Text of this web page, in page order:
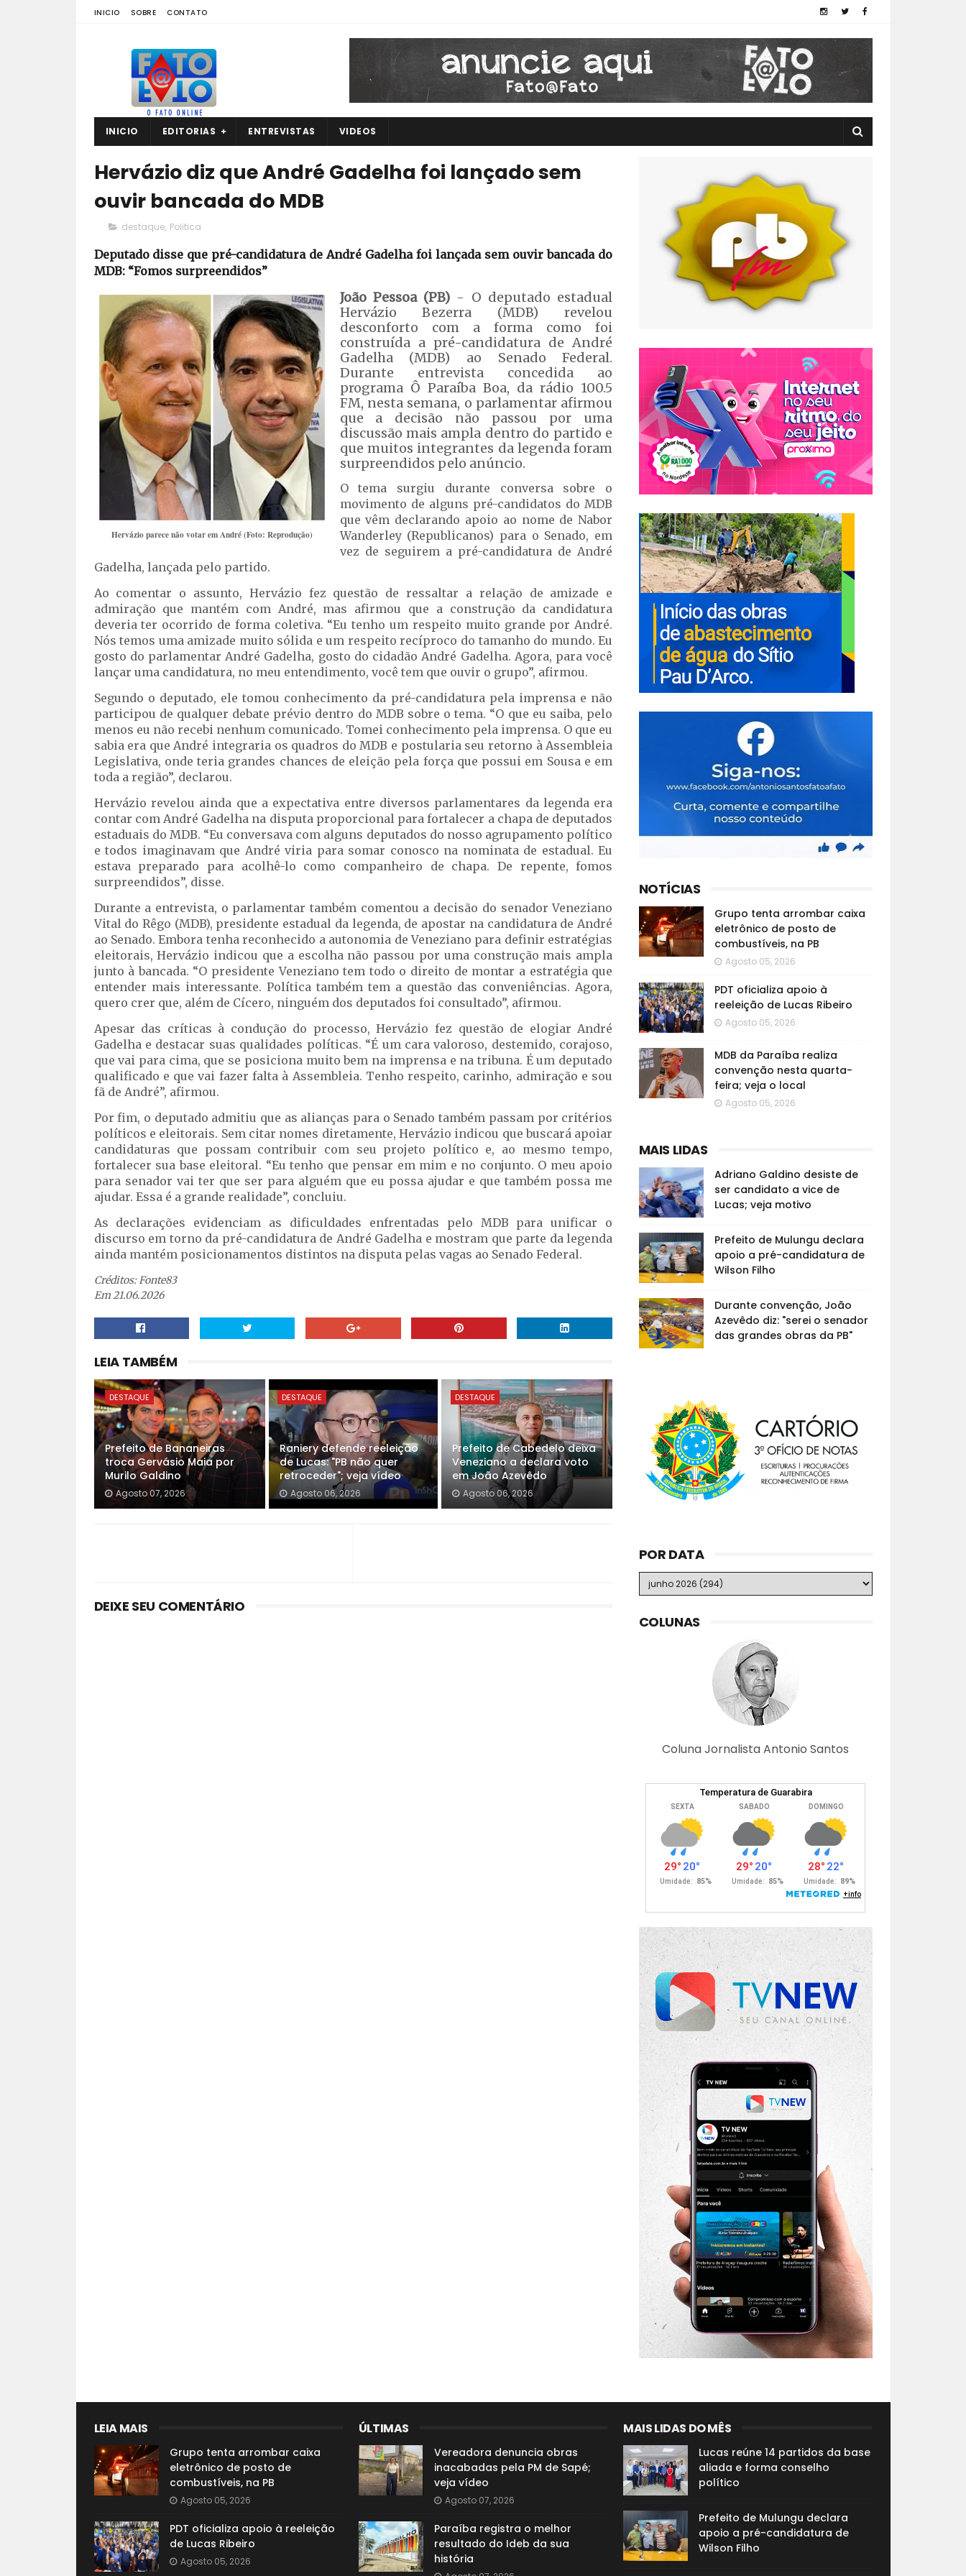
INICIO SOBRE CONTATO
INICIO EDITORIAS ENTREVISTAS VIDEOS
Hervázio diz que André Gadelha foi lançado sem
ouvir bancada do MDB
destaque, Politica
Deputado disse que pré-candidatura de André Gadelha foi lançada sem ouvir bancada do
MDB: “Fomos surpreendidos”
Hervázio parece não votar em André (Foto: Reprodução)
João Pessoa (PB) - O deputado estadual
Hervázio Bezerra (MDB) revelou
desconforto com a forma como foi
construída a pré-candidatura de André
Gadelha (MDB) ao Senado Federal.
Durante entrevista concedida ao
programa Ô Paraíba Boa, da rádio 100.5
FM, nesta semana, o parlamentar afirmou
que a decisão não passou por uma
discussão mais ampla dentro do partido e
que muitos integrantes da legenda foram
surpreendidos pelo anúncio.
O tema surgiu durante conversa sobre o
movimento de alguns pré-candidatos do MDB
que vêm declarando apoio ao nome de Nabor
Wanderley (Republicanos) para o Senado, em
vez de seguirem a pré-candidatura de André
Gadelha, lançada pelo partido.
Ao comentar o assunto, Hervázio fez questão de ressaltar a relação de amizade e
admiração que mantém com André, mas afirmou que a construção da candidatura
deveria ter ocorrido de forma coletiva. “Eu tenho um respeito muito grande por André.
Nós temos uma amizade muito sólida e um respeito recíproco do tamanho do mundo. Eu
gosto do parlamentar André Gadelha, gosto do cidadão André Gadelha. Agora, para você
lançar uma candidatura, no meu entendimento, você tem que ouvir o grupo”, afirmou.
Segundo o deputado, ele tomou conhecimento da pré-candidatura pela imprensa e não
participou de qualquer debate prévio dentro do MDB sobre o tema. “O que eu saiba, pelo
menos eu não recebi nenhum comunicado. Tomei conhecimento pela imprensa. O que eu
sabia era que André integraria os quadros do MDB e postularia seu retorno à Assembleia
Legislativa, onde teria grandes chances de eleição pela força que possui em Sousa e em
toda a região”, declarou.
Hervázio revelou ainda que a expectativa entre diversos parlamentares da legenda era
contar com André Gadelha na disputa proporcional para fortalecer a chapa de deputados
estaduais do MDB. “Eu conversava com alguns deputados do nosso agrupamento político
e todos imaginavam que André viria para somar conosco na nominata de estadual. Eu
estava preparado para acolhê-lo como companheiro de chapa. De repente, fomos
surpreendidos”, disse.
Durante a entrevista, o parlamentar também comentou a decisão do senador Veneziano
Vital do Rêgo (MDB), presidente estadual da legenda, de apostar na candidatura de André
ao Senado. Embora tenha reconhecido a autonomia de Veneziano para definir estratégias
eleitorais, Hervázio indicou que a escolha não passou por uma construção mais ampla
junto à bancada. “O presidente Veneziano tem todo o direito de montar a estratégia que
entender mais interessante. Política também tem a questão das conveniências. Agora,
quero crer que, além de Cícero, ninguém dos deputados foi consultado”, afirmou.
Apesar das críticas à condução do processo, Hervázio fez questão de elogiar André
Gadelha e destacar suas qualidades políticas. “É um cara valoroso, destemido, corajoso,
que vai para cima, que se posiciona muito bem na imprensa e na tribuna. É um deputado
qualificado e que vai fazer falta à Assembleia. Tenho respeito, carinho, admiração e sou
fã de André”, afirmou.
Por fim, o deputado admitiu que as alianças para o Senado também passam por critérios
políticos e eleitorais. Sem citar nomes diretamente, Hervázio indicou que buscará apoiar
candidaturas que possam contribuir com seu projeto político e, ao mesmo tempo,
fortalecer sua base eleitoral. “Eu tenho que pensar em mim e no conjunto. O meu apoio
para senador vai ter que ser para alguém que eu possa ajudar e que também possa me
ajudar. Essa é a grande realidade”, concluiu.
As declarações evidenciam as dificuldades enfrentadas pelo MDB para unificar o
discurso em torno da pré-candidatura de André Gadelha e mostram que parte da legenda
ainda mantém posicionamentos distintos na disputa pelas vagas ao Senado Federal.
Créditos: Fonte83
Em 21.06.2026
LEIA TAMBÉM
DESTAQUE
Prefeito de Bananeiras
troca Gervásio Maia por
Murilo Galdino
Agosto 07, 2026
DESTAQUE
Raniery defende reeleição
de Lucas: "PB não quer
retroceder"; veja vídeo
Agosto 06, 2026
DESTAQUE
Prefeito de Cabedelo deixa
Veneziano a declara voto
em João Azevêdo
Agosto 06, 2026
DEIXE SEU COMENTÁRIO
NOTÍCIAS
Grupo tenta arrombar caixa
eletrônico de posto de
combustíveis, na PB
Agosto 05, 2026
PDT oficializa apoio à
reeleição de Lucas Ribeiro
Agosto 05, 2026
MDB da Paraíba realiza
convenção nesta quarta-
feira; veja o local
Agosto 05, 2026
MAIS LIDAS
Adriano Galdino desiste de
ser candidato a vice de
Lucas; veja motivo
Prefeito de Mulungu declara
apoio a pré-candidatura de
Wilson Filho
Durante convenção, João
Azevêdo diz: "serei o senador
das grandes obras da PB"
POR DATA
COLUNAS
Coluna Jornalista Antonio Santos
LEIA MAIS
Grupo tenta arrombar caixa
eletrônico de posto de
combustíveis, na PB
Agosto 05, 2026
PDT oficializa apoio à reeleição
de Lucas Ribeiro
Agosto 05, 2026
ÚLTIMAS
Vereadora denuncia obras
inacabadas pela PM de Sapé;
veja vídeo
Agosto 07, 2026
Paraíba registra o melhor
resultado do Ideb da sua
história
MAIS LIDAS DO MÊS
Lucas reúne 14 partidos da base
aliada e forma conselho
político
Prefeito de Mulungu declara
apoio a pré-candidatura de
Wilson Filho